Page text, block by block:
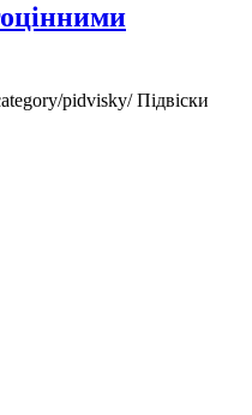
pidvisky/Підвіски